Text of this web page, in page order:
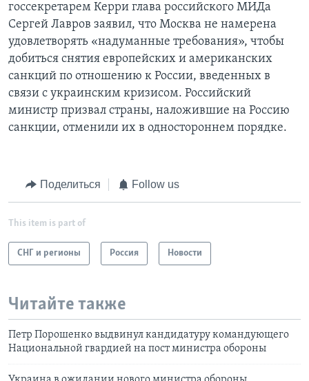
госсекретарем Керри глава российского МИДа
Сергей Лавров заявил, что Москва не намерена
удовлетворять «надуманные требования», чтобы
добиться снятия европейских и американских
санкций по отношению к России, введенных в
связи с украинским кризисом. Российский
министр призвал страны, наложившие на Россию
санкции, отменили их в одностороннем порядке.
Поделиться Follow us
This item is part of
СНГ и регионы Россия Новости
Читайте также
Петр Порошенко выдвинул кандидатуру командующего
Национальной гвардией на пост министра обороны